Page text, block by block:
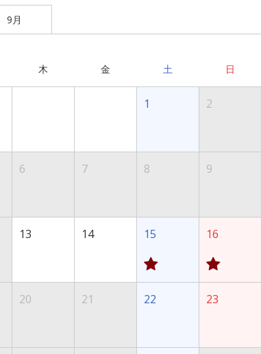
9月
木 金 土 日
1 2
6 7 8 9
13 14 15 16
20 21 22 23